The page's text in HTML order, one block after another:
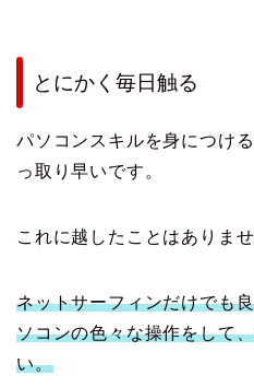
とにかく毎日触る
パソコンスキルを身につけ
っ取り早いです。
これに越したことはありませ
ネットサーフィンだけでも
ソコンの色々な操作をして
い。